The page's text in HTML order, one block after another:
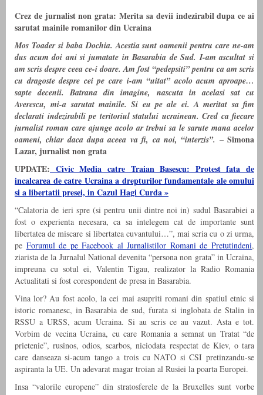
Crez de jurnalist non grata: Merita sa devii indezirabil dupa ce ai
sarutat mainile romanilor din Ucraina
Mos Toader si baba Dochia. Acestia sunt oamenii pentru care ne-am
dus acum doi ani si jumatate in Basarabia de Sud. I-am ascultat si
am scris despre ceea ce-i doare. Am fost “pedepsiti” pentru ca am scris
cu dragoste despre cei pe care i-am “uitat” acolo acum aproape…
sapte decenii. Batrana din imagine, nascuta in acelasi sat cu
Averescu, mi-a sarutat mainile. Si eu pe ale ei. A meritat sa fim
declarati indezirabili pe teritoriul statului ucrainean. Cred ca fiecare
jurnalist roman care ajunge acolo ar trebui sa le sarute mana acelor
oameni, chiar daca dupa aceea va fi, ca noi, “interzis”. –Simona
Lazar, jurnalist non grata
UPDATE: Civic Media catre Traian Basescu: Protest fata de
incalcarea de catre Ucraina a drepturilor fundamentale ale omului
si a libertatii presei, in Cazul Hagi Curda »
“Calatoria de ieri spre (si pentru unii dintre noi in) sudul Basarabiei a
fost o experienta necesara, ca sa intelegem cat de importante sunt
libertatea de miscare si libertatea cuvantului…”, mai scria cu o zi urma,
pe Forumul de pe Facebook al Jurnalistilor Romani de Pretutindeni,
ziarista de la Jurnalul National devenita “persona non grata” in Ucraina,
impreuna cu sotul ei, Valentin Tigau, realizator la Radio Romania
Actualitati si fost corespondent de presa in Basarabia.
Vina lor? Au fost acolo, la cei mai asupriti romani din spatiul etnic si
istoric romanesc, in Basarabia de sud, furata si inglobata de Stalin in
RSSU a URSS, acum Ucraina. Si au scris ce au vazut. Asta e tot.
Vorbim de vecina Ucraina, cu care Romania a semnat un Tratat “de
prietenie”, rusinos, odios, scarbos, niciodata respectat de Kiev, o tara
care danseaza si-acum tango a trois cu NATO si CSI pretinzandu-se
aspiranta la UE. Un adevarat magar troian al Rusiei la poarta Europei.
Insa “valorile europene” din stratosferele de la Bruxelles sunt vorbe